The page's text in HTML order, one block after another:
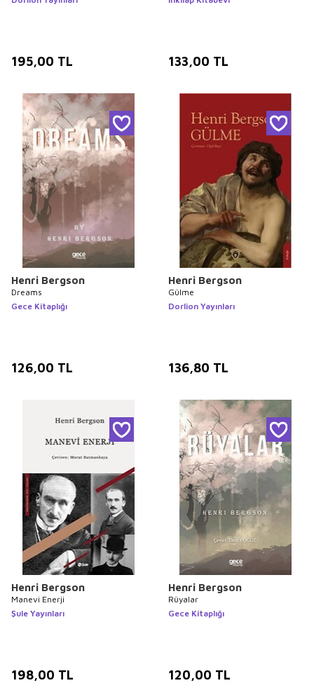
195,00 TL 133,00 TL
Henri Bergson
Dreams
Gece Kitaplığı
126,00 TL
Henri Bergson
Gülme
Dorlion Yayınları
136,80 TL
Henri Bergson
Manevi Enerji
Şule Yayınları
198,00 TL
Henri Bergson
Rüyalar
Gece Kitaplığı
120,00 TL